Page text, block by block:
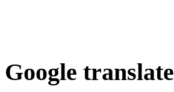
Google translate